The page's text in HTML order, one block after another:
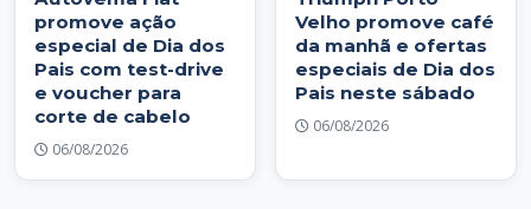
promove ação
especial de Dia dos
Pais com test-drive
e voucher para
corte de cabelo
06/08/2026
Velho promove café
da manhã e ofertas
especiais de Dia dos
Pais neste sábado
06/08/2026